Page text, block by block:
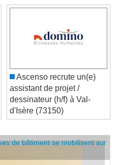
Ascenso recrute un(e)
assistant de projet /
dessinateur (h/f) à Val-
d'Isère (73150)
de bâtiment se mobilisent sur